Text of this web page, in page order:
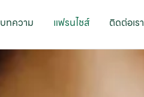
บทความ แฟรนไชส์ ติดต่อเรา